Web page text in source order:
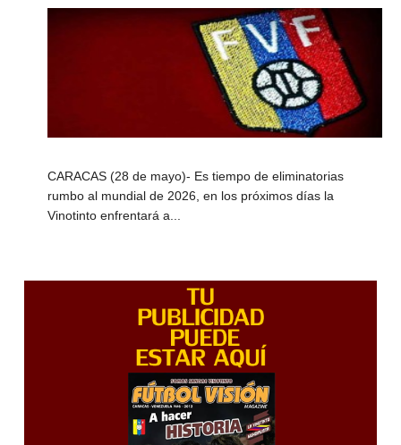
CARACAS (28 de mayo)- Es tiempo de eliminatorias
rumbo al mundial de 2026, en los próximos días la
Vinotinto enfrentará a...